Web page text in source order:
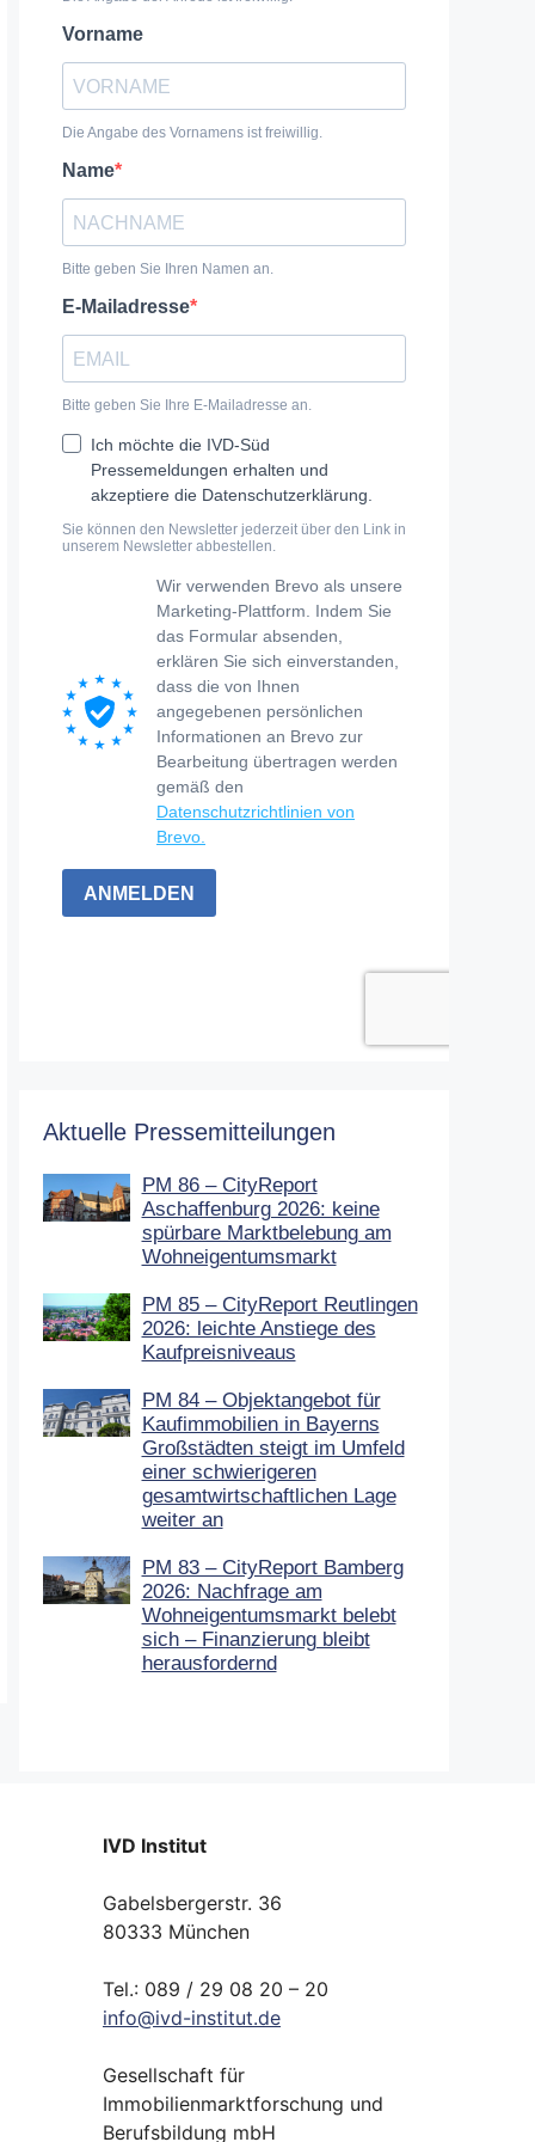
Aktuelle Pressemitteilungen
PM 86 – CityReport
Aschaffenburg 2026: keine
spürbare Marktbelebung am
Wohneigentumsmarkt
PM 85 – CityReport Reutlingen
2026: leichte Anstiege des
Kaufpreisniveaus
PM 84 – Objektangebot für
Kaufimmobilien in Bayerns
Großstädten steigt im Umfeld
einer schwierigeren
gesamtwirtschaftlichen Lage
weiter an
PM 83 – CityReport Bamberg
2026: Nachfrage am
Wohneigentumsmarkt belebt
sich – Finanzierung bleibt
herausfordernd
IVD Institut
Gabelsbergerstr. 36
80333 München
Tel.: 089 / 29 08 20 – 20
info@ivd-institut.de
Gesellschaft für
Immobilienmarktforschung und
Berufsbildung mbH